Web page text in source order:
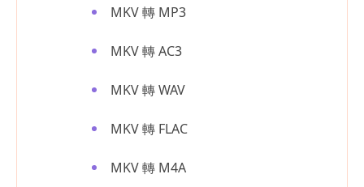
MKV 轉 MP3
MKV 轉 AC3
MKV 轉 WAV
MKV 轉 FLAC
MKV 轉 M4A